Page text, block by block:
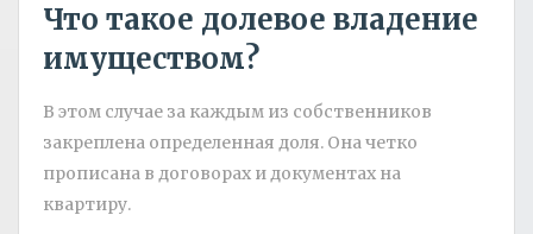
Что такое долевое владение
имуществом?
В этом случае за каждым из собственников
закреплена определенная доля. Она четко
прописана в договорах и документах на
квартиру.